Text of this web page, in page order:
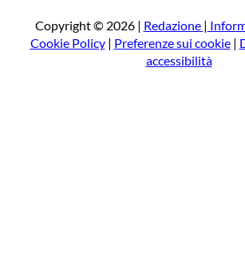
a
Copyright © 2026 | Redazione |
Cookie Policy| Preferenze sui cookie|
accessibilità